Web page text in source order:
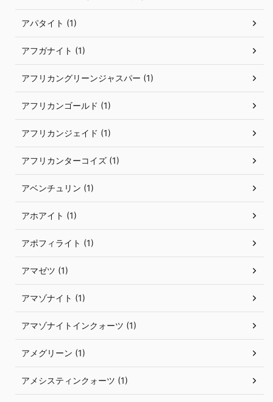
アパタイト (1)
アフガナイト (1)
アフリカングリーンジャスパー (1)
アフリカンゴールド (1)
アフリカンジェイド (1)
アフリカンターコイズ (1)
アベンチュリン (1)
アホアイト (1)
アポフィライト (1)
アマゼツ (1)
アマゾナイト (1)
アマゾナイトインクォーツ (1)
アメグリーン (1)
アメシスティンクォーツ (1)